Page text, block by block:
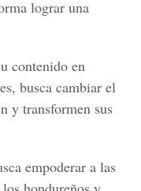
lograr una
contenido en
busca cambiar el
y transformen sus
empoderar a las